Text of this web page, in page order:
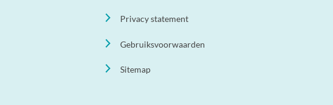
Privacy statement
Gebruiksvoorwaarden
Sitemap